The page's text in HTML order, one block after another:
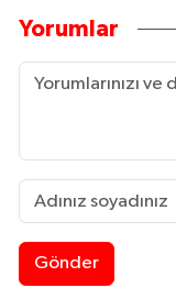
Yorumlar
Gönder